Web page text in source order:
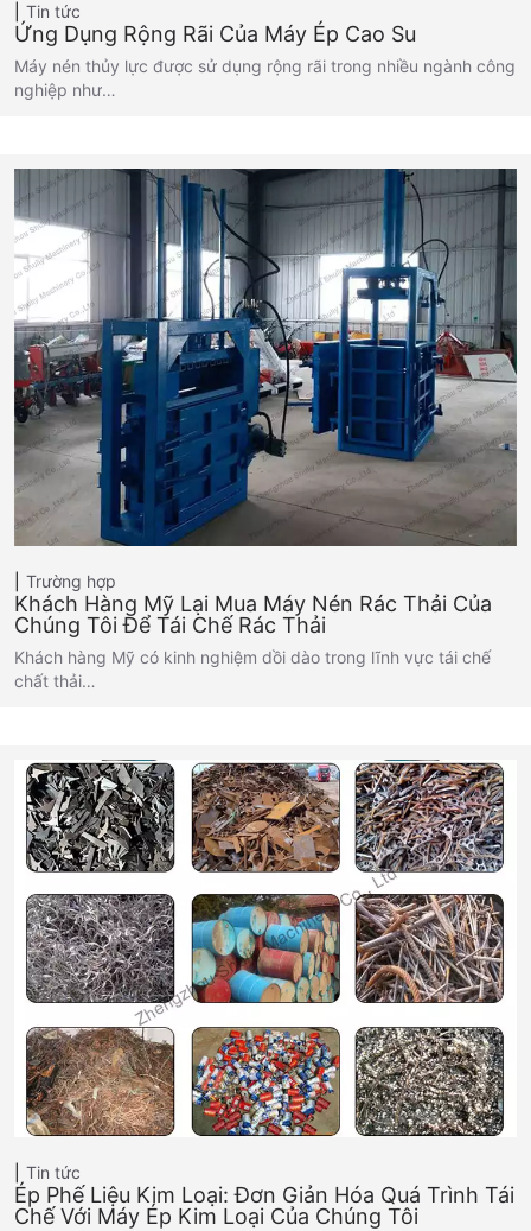
Tin tức
Ứng Dụng Rộng Rãi Của Máy Ép Cao Su
Máy nén thủy lực được sử dụng rộng rãi trong nhiều ngành công
nghiệp như…
Trường hợp
Khách Hàng Mỹ Lại Mua Máy Nén Rác Thải Của
Chúng Tôi Để Tái Chế Rác Thải
Khách hàng Mỹ có kinh nghiệm dồi dào trong lĩnh vực tái chế
chất thải…
Tin tức
Ép Phế Liệu Kim Loại: Đơn Giản Hóa Quá Trình Tái
Chế Với Máy Ép Kim Loại Của Chúng Tôi